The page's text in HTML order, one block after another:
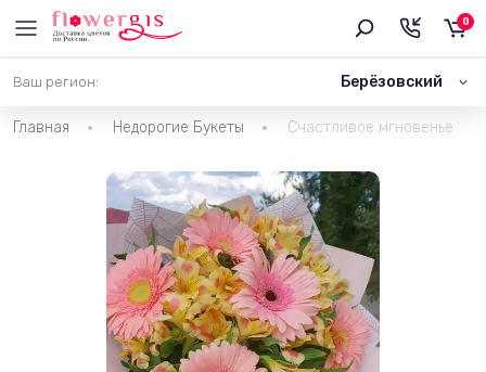
Ваш регион: Берёзовский
0
Главная Недорогие Букеты Счастливое мгновенье